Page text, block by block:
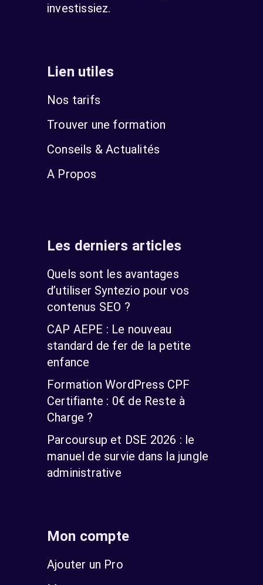
investissiez.
Lien utiles
Nos tarifs
Trouver une formation
Conseils & Actualités
A Propos
Les derniers articles
Quels sont les avantages
d’utiliser Syntezio pour vos
contenus SEO ?
CAP AEPE : Le nouveau
standard de fer de la petite
enfance
Formation WordPress CPF
Certifiante : 0€ de Reste à
Charge ?
Parcoursup et DSE 2026 : le
manuel de survie dans la jungle
administrative
Mon compte
Ajouter un Pro